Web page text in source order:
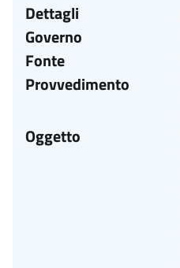
Dettagli
Governo
Fonte
Provvedimento
Oggetto